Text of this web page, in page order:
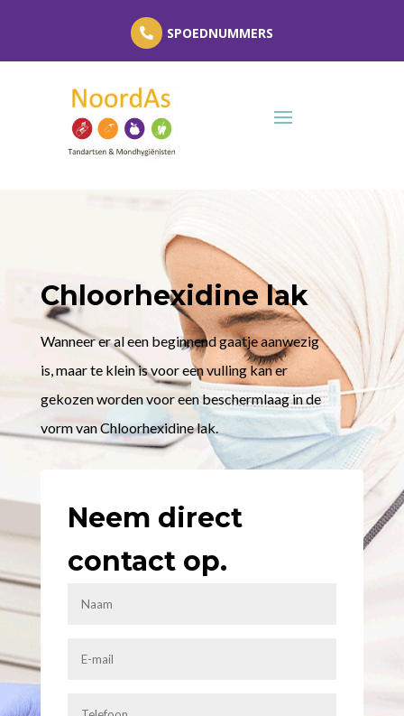
SPOEDNUMMERS
Chloorhexidine lak
Wanneer er al een beginnend gaatje aanwezig
is, maar te klein is voor een vulling kan er
gekozen worden voor een beschermlaag in de
vorm van Chloorhexidine lak.
Neem direct
contact op.